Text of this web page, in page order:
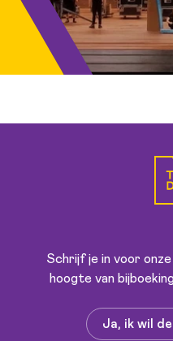
Schrijf je in voor
hoogte van
Ja, ik wil